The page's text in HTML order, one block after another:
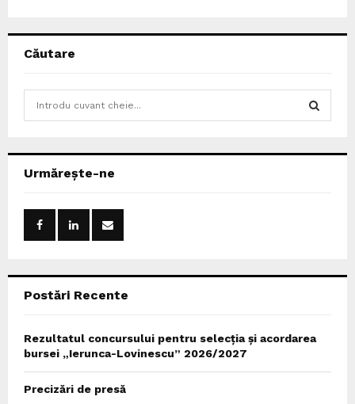
Căutare
h
Urmărește-ne
Postări Recente
Rezultatul concursului pentru selecția și acordarea
bursei „Ierunca-Lovinescu” 2026/2027
Precizări de presă